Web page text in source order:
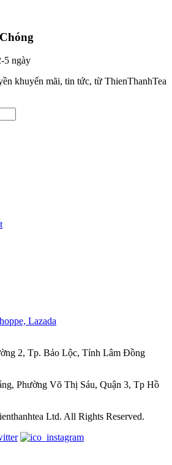
5 ngày
khuyến mãi, tin tức, từ ThienThanhTea
Lazada
2, Tp. Bảo Lộc, Tỉnh Lâm Đồng
Phường Võ Thị Sáu, Quận 3, Tp Hồ
Ltd. All Rights Reserved.